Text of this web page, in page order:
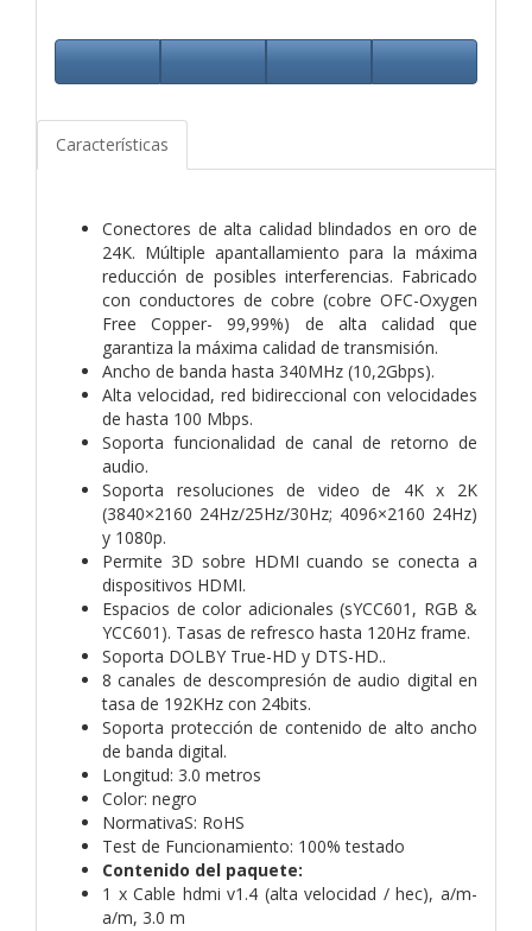
Características
Conectores de alta calidad blindados en oro de
24K. Múltiple apantallamiento para la máxima
reducción de posibles interferencias. Fabricado
con conductores de cobre (cobre OFC-Oxygen
Free Copper- 99,99%) de alta calidad que
garantiza la máxima calidad de transmisión.
Ancho de banda hasta 340MHz (10,2Gbps).
Alta velocidad, red bidireccional con velocidades
de hasta 100 Mbps.
Soporta funcionalidad de canal de retorno de
audio.
Soporta resoluciones de video de 4K x 2K
(3840×2160 24Hz/25Hz/30Hz; 4096×2160 24Hz)
y 1080p.
Permite 3D sobre HDMI cuando se conecta a
dispositivos HDMI.
Espacios de color adicionales (sYCC601, RGB &
YCC601). Tasas de refresco hasta 120Hz frame.
Soporta DOLBY True-HD y DTS-HD..
8 canales de descompresión de audio digital en
tasa de 192KHz con 24bits.
Soporta protección de contenido de alto ancho
de banda digital.
Longitud: 3.0 metros
Color: negro
NormativaS: RoHS
Test de Funcionamiento: 100% testado
Contenido del paquete:
1 x Cable hdmi v1.4 (alta velocidad / hec), a/m-
a/m, 3.0 m